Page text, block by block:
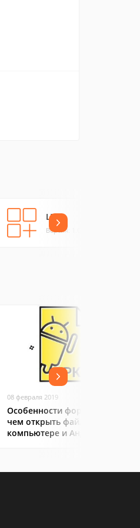
LTris
Версия: 1.0.19 (0.84 МБ)
08 февраля 2019
Особенности формата APK:
чем открыть файл на
компьютере и Андроид-